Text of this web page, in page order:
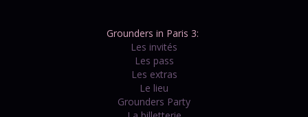
Grounders in Paris 3:
Les invités
Les pass
Les extras
Le lieu
Grounders Party